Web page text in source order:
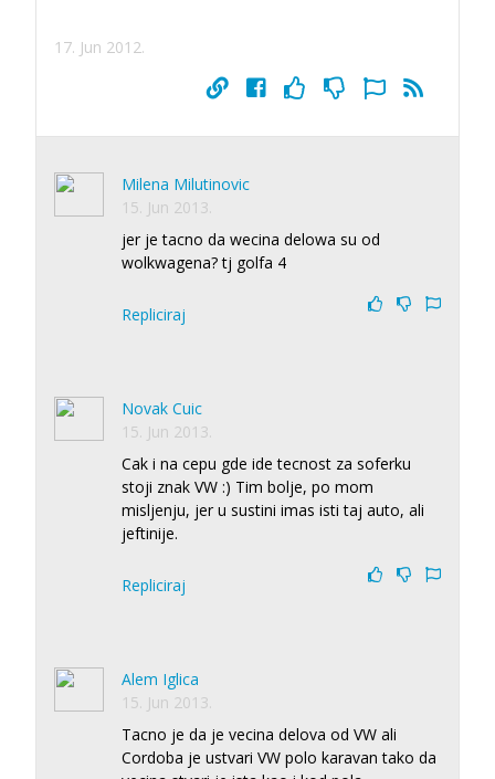
17. Jun 2012.
Milena Milutinovic
15. Jun 2013.
jer je tacno da wecina delowa su od
wolkwagena? tj golfa 4
Repliciraj
Novak Cuic
15. Jun 2013.
Cak i na cepu gde ide tecnost za soferku
stoji znak VW :) Tim bolje, po mom
misljenju, jer u sustini imas isti taj auto, ali
jeftinije.
Repliciraj
Alem Iglica
15. Jun 2013.
Tacno je da je vecina delova od VW ali
Cordoba je ustvari VW polo karavan tako da